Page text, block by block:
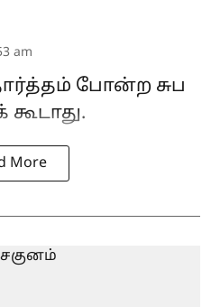
am
போன்ற சுப
More